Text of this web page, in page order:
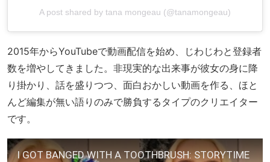
A post shared by tana mongeau (@tanamongeau)
2015年からYouTubeで動画配信を始め、じわじわと登録者
数を増やしてきました。非現実的な出来事が彼女の身に降
り掛かり、話を盛りつつ、面白おかしい動画を作る、ほと
んど編集が無い語りのみで勝負するタイプのクリエイター
です。
I GOT BANGED WITH A TOOTHBRUSH: STORYTIME